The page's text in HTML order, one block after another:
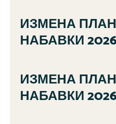
ИЗМЕНА
НАБАВКИ
ИЗМЕНА
НАБАВКИ